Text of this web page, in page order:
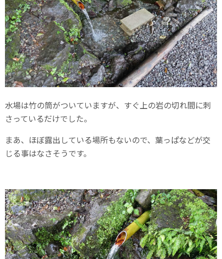
水場は竹の筒がついていますが、すぐ上の岩の切れ間に刺
さっているだけでした。
まあ、ほぼ露出している場所もないので、葉っぱなどが交
じる事はなさそうです。